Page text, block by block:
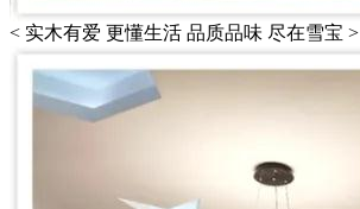
< 实木有爱 更懂生活 品质品味 尽在雪宝 >